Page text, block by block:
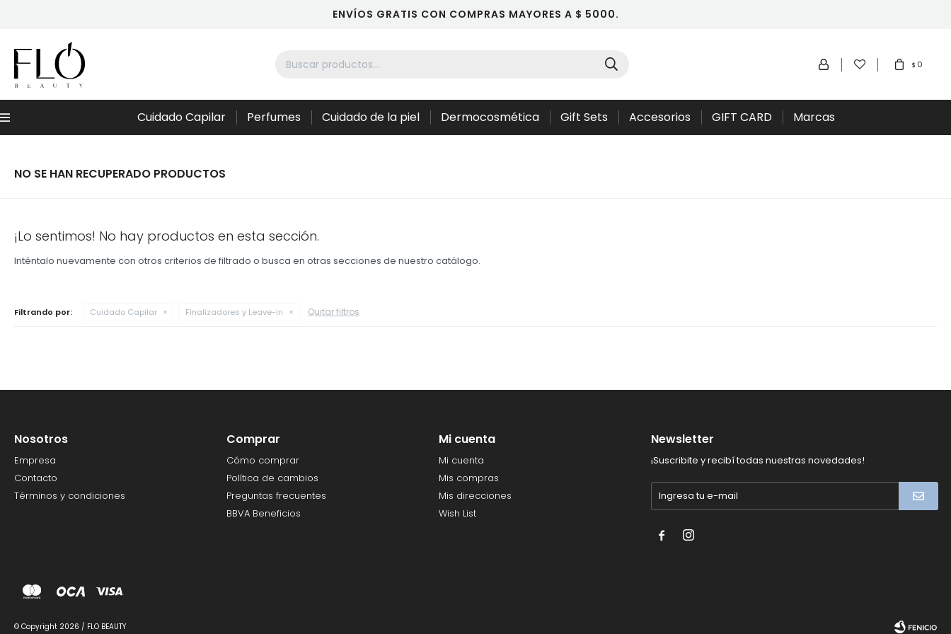
ENVÍOS GRATIS CON COMPRAS MAYORES A $ 5000.
Menú Cuidado Capilar Perfumes Cuidado de la piel Dermocosmética Gift Sets Accesorios GIFT CARD Marcas
$ 0
NO SE HAN RECUPERADO PRODUCTOS
¡Lo sentimos! No hay productos en esta sección.
Inténtalo nuevamente con otros criterios de filtrado o busca en otras secciones de nuestro catálogo.
Filtrando por: Cuidado Capilar Finalizadores y Leave-in Quitar filtros
Nosotros
Empresa
Contacto
Términos y condiciones
Comprar
Cómo comprar
Política de cambios
Preguntas frecuentes
BBVA Beneficios
Mi cuenta
Mi cuenta
Mis compras
Mis direcciones
Wish List
Newsletter
¡Suscribite y recibí todas nuestras novedades!
 
© Copyright 2026 / FLO BEAUTY